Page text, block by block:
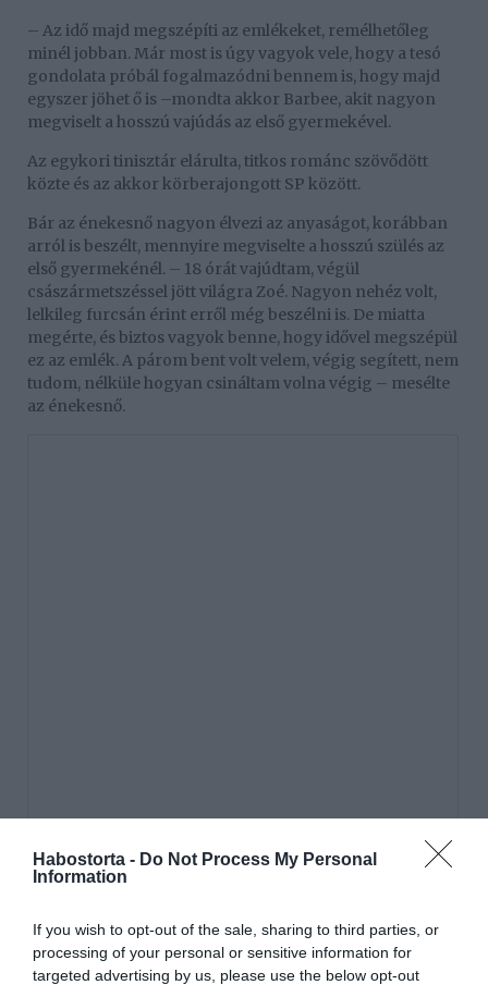
Habostorta - Do Not Process My Personal
Information
If you wish to opt-out of the sale, sharing to third parties, or
processing of your personal or sensitive information for
targeted advertising by us, please use the below opt-out
– Az idő majd megszépíti az emlékeket, remélhetőleg
minél jobban. Már most is úgy vagyok vele, hogy a tesó
gondolata próbál fogalmazódni bennem is, hogy majd
egyszer jöhet ő is –mondta akkor Barbee, akit nagyon
megviselt a hosszú vajúdás az első gyermekével.
Az egykori tinisztár elárulta, titkos románc szövődött
közte és az akkor körberajongott SP között.
Bár az énekesnő nagyon élvezi az anyaságot, korábban
arról is beszélt, mennyire megviselte a hosszú szülés az
első gyermekénél. – 18 órát vajúdtam, végül
császármetszéssel jött világra Zoé. Nagyon nehéz volt,
lelkileg furcsán érint erről még beszélni is. De miatta
megérte, és biztos vagyok benne, hogy idővel megszépül
ez az emlék. A párom bent volt velem, végig segített, nem
tudom, nélküle hogyan csináltam volna végig – mesélte
az énekesnő.